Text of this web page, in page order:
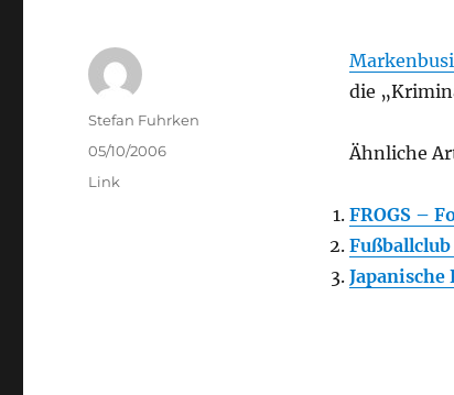
die
Ähnliche
FROGS –
Author
Stefan Fuhrken
Posted
on
05/10/2006
Categories
Link